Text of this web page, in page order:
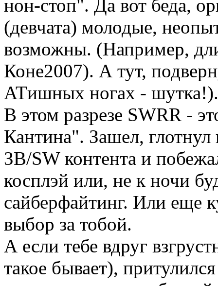
нон-стоп". Да вот беда,
(девчата) молодые,
возможны. (Например,
Коне2007). А тут,
ATишных ногах - шутка!).
В этом разрезе SWRR -
Кантина". Зашел, глотнул
ЗВ/SW контента и
косплэй или, не к ночи
сайберфайтинг. Или еще
выбор за тобой.
А если тебе вдруг
такое бывает),